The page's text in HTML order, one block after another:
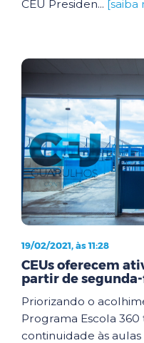
CEU Presiden... [saiba
19/02/2021, às 11:28
CEUs oferecem
partir de
Priorizando o
Programa Escola
continuidade às